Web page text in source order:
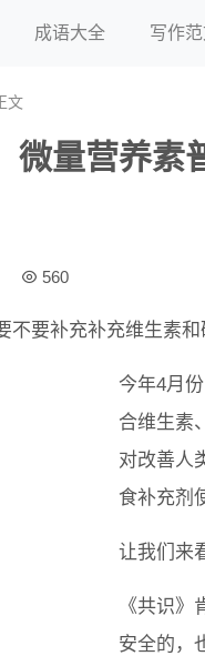
成语大全 写作
文
微量营养素
560
要补充补充维生素和
今年4月
合维生素
对改善人
食补充剂
让我们来
《共识
安全的，